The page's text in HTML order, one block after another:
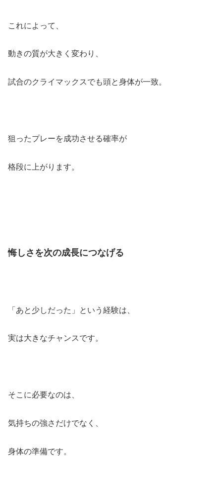
これによって、
動きの質が大きく変わり、
試合のクライマックスでも頭と身体が一致。
狙ったプレーを成功させる確率が
格段に上がります。
悔しさを次の成長につなげる
「あと少しだった」という経験は、
実は大きなチャンスです。
そこに必要なのは、
気持ちの強さだけでなく、
身体の準備です。